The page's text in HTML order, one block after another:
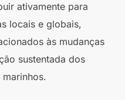
ativamente para
locais e globais,
às mudanças
sustentada dos